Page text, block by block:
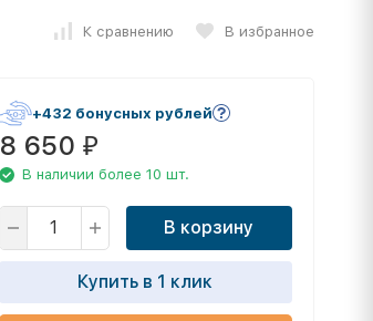
К сравнению В избранное
+432 бонусных рублей
8 650 ₽
В наличии более 10 шт.
В корзину
Купить в 1 клик